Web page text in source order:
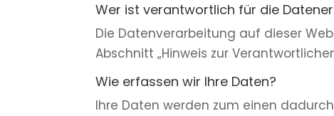
Wer ist verantwortlich für die
Die Datenverarbeitung auf dieser
Abschnitt „Hinweis zur
Wie erfassen wir Ihre Daten?
Ihre Daten werden zum einen